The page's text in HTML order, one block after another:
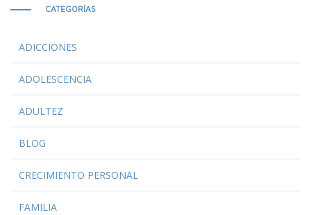
CATEGORÍAS
ADICCIONES
ADOLESCENCIA
ADULTEZ
BLOG
CRECIMIENTO PERSONAL
FAMILIA